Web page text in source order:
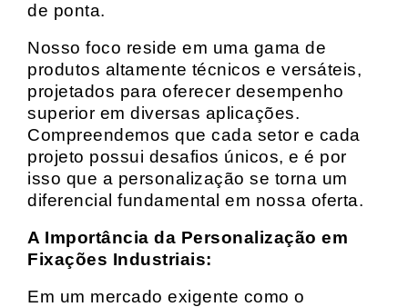
de ponta.
Nosso foco reside em uma gama de
produtos altamente técnicos e versáteis,
projetados para oferecer desempenho
superior em diversas aplicações.
Compreendemos que cada setor e cada
projeto possui desafios únicos, e é por
isso que a personalização se torna um
diferencial fundamental em nossa oferta.
A Importância da Personalização em
Fixações Industriais:
Em um mercado exigente como o